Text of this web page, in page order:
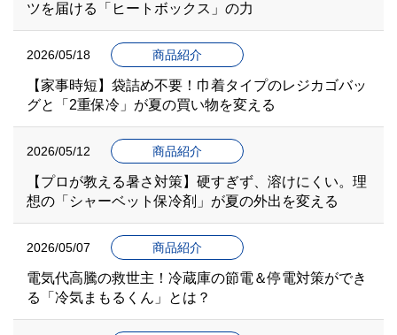
ツを届ける「ヒートボックス」の力
2026/05/18 商品紹介
【家事時短】袋詰め不要！巾着タイプのレジカゴバッ
グと「2重保冷」が夏の買い物を変える
2026/05/12 商品紹介
【プロが教える暑さ対策】硬すぎず、溶けにくい。理
想の「シャーベット保冷剤」が夏の外出を変える
2026/05/07 商品紹介
電気代高騰の救世主！冷蔵庫の節電＆停電対策ができ
る「冷気まもるくん」とは？